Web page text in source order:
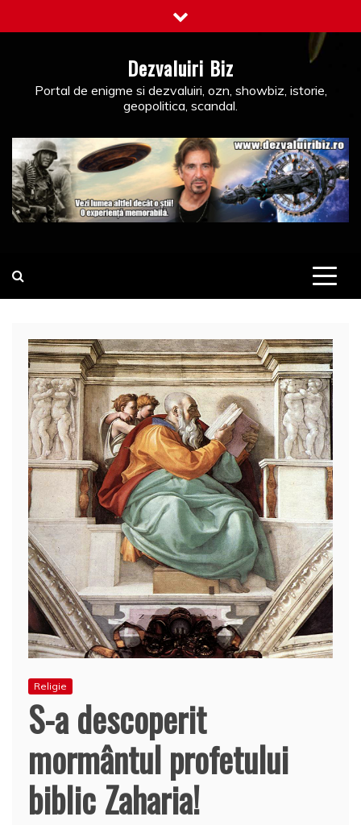
to
Dezvaluiri Biz
Portal de enigme si dezvaluiri, ozn, showbiz, istorie,
geopolitica, scandal.
Religie
S-a descoperit
mormântul profetului
biblic Zaharia!